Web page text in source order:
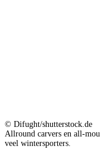
© Difught/shutterstock.de
Allround carvers en all-
veel wintersporters.